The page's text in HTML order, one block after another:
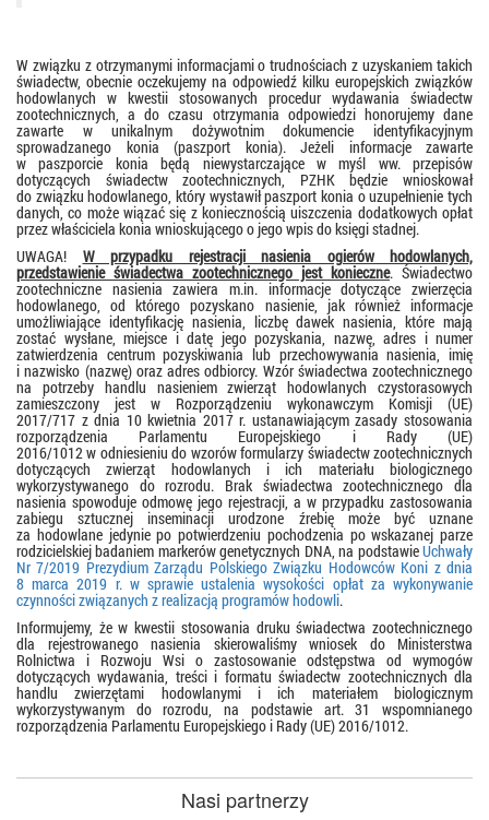
W związku z otrzymanymi informacjami o trudnościach z uzyskaniem takich
świadectw, obecnie oczekujemy na odpowiedź kilku europejskich związków
hodowlanych w kwestii stosowanych procedur wydawania świadectw
zootechnicznych, a do czasu otrzymania odpowiedzi honorujemy dane
zawarte w unikalnym dożywotnim dokumencie identyfikacyjnym
sprowadzanego konia (paszport konia). Jeżeli informacje zawarte
w paszporcie konia będą niewystarczające w myśl ww. przepisów
dotyczących świadectw zootechnicznych, PZHK będzie wnioskował
do związku hodowlanego, który wystawił paszport konia o uzupełnienie tych
danych, co może wiązać się z koniecznością uiszczenia dodatkowych opłat
przez właściciela konia wnioskującego o jego wpis do księgi stadnej.
UWAGA! W przypadku rejestracji nasienia ogierów hodowlanych,
przedstawienie świadectwa zootechnicznego jest konieczne. Świadectwo
zootechniczne nasienia zawiera m.in. informacje dotyczące zwierzęcia
hodowlanego, od którego pozyskano nasienie, jak również informacje
umożliwiające identyfikację nasienia, liczbę dawek nasienia, które mają
zostać wysłane, miejsce i datę jego pozyskania, nazwę, adres i numer
zatwierdzenia centrum pozyskiwania lub przechowywania nasienia, imię
i nazwisko (nazwę) oraz adres odbiorcy. Wzór świadectwa zootechnicznego
na potrzeby handlu nasieniem zwierząt hodowlanych czystorasowych
zamieszczony jest w Rozporządzeniu wykonawczym Komisji (UE)
2017/717 z dnia 10 kwietnia 2017 r. ustanawiającym zasady stosowania
rozporządzenia Parlamentu Europejskiego i Rady (UE)
2016/1012 w odniesieniu do wzorów formularzy świadectw zootechnicznych
dotyczących zwierząt hodowlanych i ich materiału biologicznego
wykorzystywanego do rozrodu. Brak świadectwa zootechnicznego dla
nasienia spowoduje odmowę jego rejestracji, a w przypadku zastosowania
zabiegu sztucznej inseminacji urodzone źrebię może być uznane
za hodowlane jedynie po potwierdzeniu pochodzenia po wskazanej parze
rodzicielskiej badaniem markerów genetycznych DNA, na podstawieUchwały
Nr 7/2019 Prezydium Zarządu Polskiego Związku Hodowców Koni z dnia
8 marca 2019 r. w sprawie ustalenia wysokości opłat za wykonywanie
czynności związanych z realizacją programów hodowli.
Informujemy, że w kwestii stosowania druku świadectwa zootechnicznego
dla rejestrowanego nasienia skierowaliśmy wniosek do Ministerstwa
Rolnictwa i Rozwoju Wsi o zastosowanie odstępstwa od wymogów
dotyczących wydawania, treści i formatu świadectw zootechnicznych dla
handlu zwierzętami hodowlanymi i ich materiałem biologicznym
wykorzystywanym do rozrodu, na podstawie art. 31 wspomnianego
rozporządzenia Parlamentu Europejskiego i Rady (UE) 2016/1012.
Nasi partnerzy